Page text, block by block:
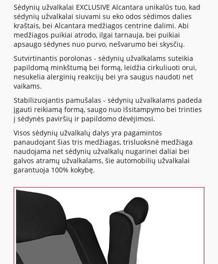
Sėdynių užvalkalai EXCLUSIVE Alcantara unikalūs tuo, kad
sėdynių užvalkalai siuvami su eko odos sėdimos dalies
kraštais, bei Alcantara medžiagos centrine dalimi. Abi
medžiagos puikiai atrodo, ilgai tarnauja, bei puikiai
apsaugo sėdynes nuo purvo, nešvarumo bei skysčių.
Sutvirtinantis porolonas - sėdynių užvalkalams suteikia
papildomą minkštumą bei formą, leidžia cirkuliuoti orui,
nesukelia alerginių reakcijų bei yra saugus naudoti net
vaikams.
Stabilizuojantis pamušalas - sėdynių užvalkalams padeda
įgauti reikiamą formą, saugo nuo išsitampymo bei trinties
į sėdynės paviršių ir papildomo dėvėjimosi.
Visos sėdynių užvalkalų dalys yra pagamintos
panaudojant šias tris medžiagas, trisluoksnė medžiaga
naudojama net sėdynių užvalkalų nugarinei daliai bei
galvos atramų užvalkalams, šie automobilių užvalkalai
garantuoja 100% kokybę.